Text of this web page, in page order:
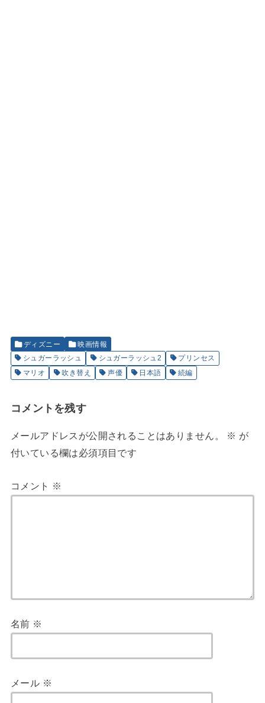
ディズニー
映画情報
シュガーラッシュ
シュガーラッシュ2
プリンセス
マリオ
吹き替え 声優 日本語 続編
コメントを残す
メールアドレスが公開されることはありません。 ※ が
付いている欄は必須項目です
コメント ※
名前 ※
メール ※